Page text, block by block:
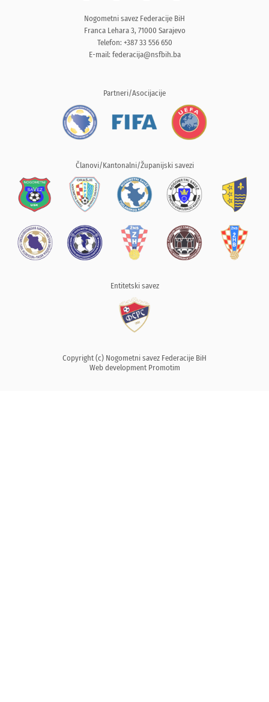
Nogometni savez Federacije BiH
Franca Lehara 3, 71000 Sarajevo
Telefon: +387 33 556 650
E-mail: federacija@nsfbih.ba
Partneri/Asocijacije
Članovi/Kantonalni/Županijski savezi
Entitetski savez
Copyright (c) Nogometni savez Federacije BiH
Web development Promotim